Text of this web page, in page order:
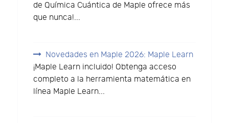
de Química Cuántica de Maple ofrece más
que nunca!...
Novedades en Maple 2026: Maple Learn
¡Maple Learn incluido! Obtenga acceso
completo a la herramienta matemática en
línea Maple Learn...